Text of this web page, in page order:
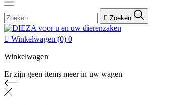
 Zoeken
 Winkelwagen (0) 0
Winkelwagen
Er zijn geen items meer in uw wagen